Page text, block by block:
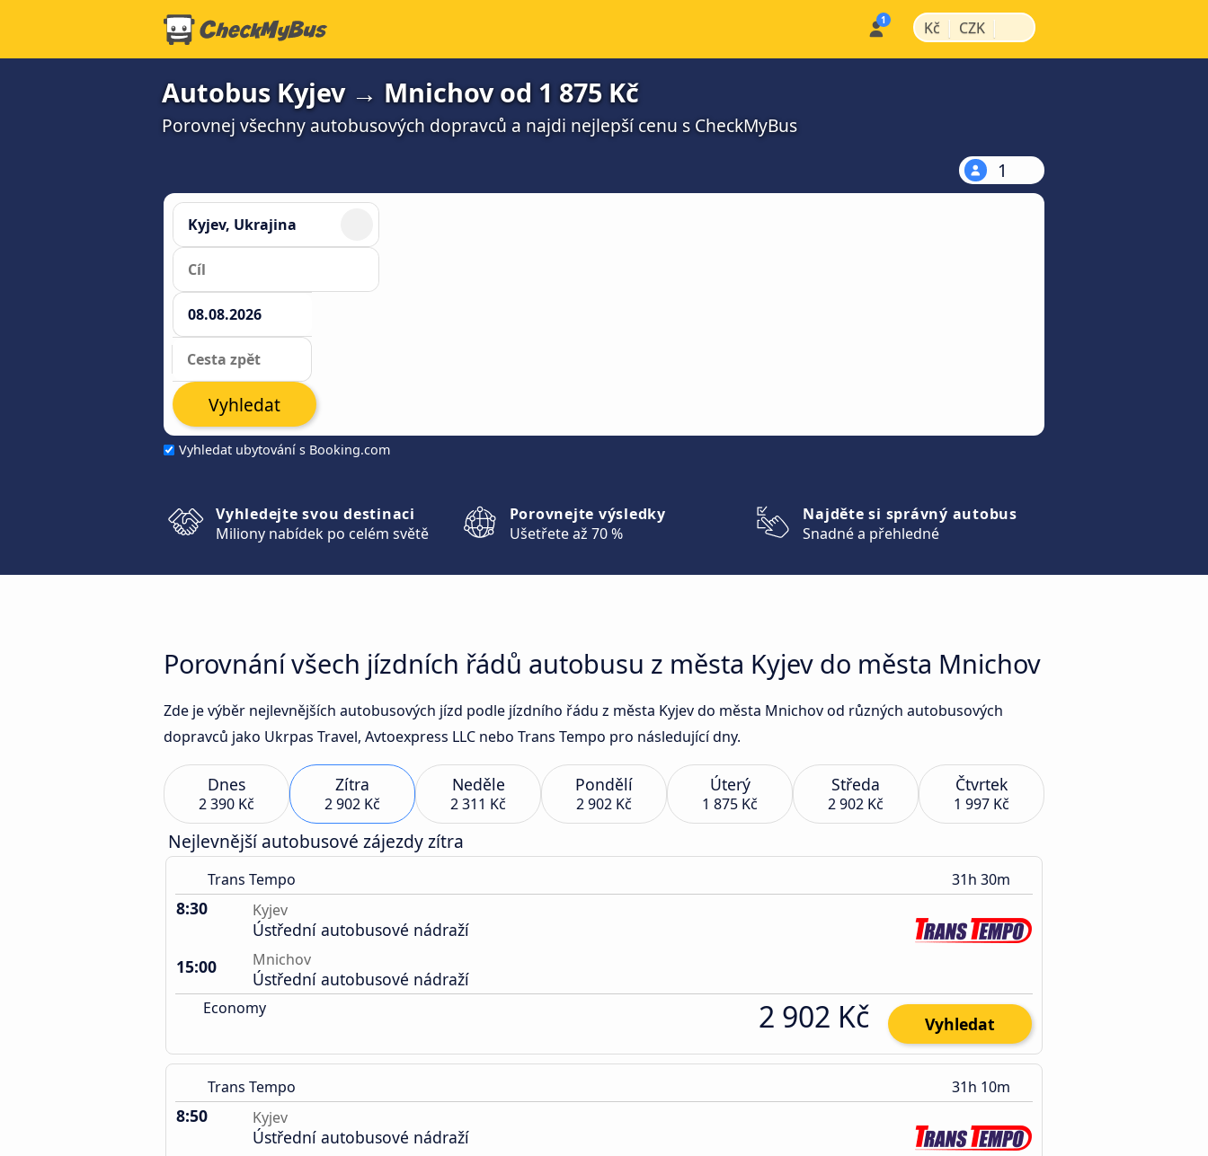
Kč | CZK |
Autobus Kyjev → Mnichov od 1 875 Kč
Porovnej všechny autobusových dopravců a najdi nejlepší cenu s CheckMyBus
1
Vyhledat ubytování s Booking.com
Vyhledat
Vyhledejte svou destinaci
Miliony nabídek po celém světě
Porovnejte výsledky
Ušetřete až 70 %
Najděte si správný autobus
Snadné a přehledné
Porovnání všech jízdních řádů autobusu z města Kyjev do města Mnichov
Zde je výběr nejlevnějších autobusových jízd podle jízdního řádu z města Kyjev do města Mnichov od různých autobusových
dopravců jako Ukrpas Travel, Avtoexpress LLC nebo Trans Tempo pro následující dny.
Dnes
2 390 Kč
Zítra
2 902 Kč
Neděle
2 311 Kč
Pondělí
2 902 Kč
Úterý
1 875 Kč
Středa
2 902 Kč
Čtvrtek
1 997 Kč
Nejlevnější autobusové zájezdy zítra
Trans Tempo 31h 30m
8:30 Kyjev
Ústřední autobusové nádraží
15:00
Mnichov
Ústřední autobusové nádraží
Economy 2 902 Kč Vyhledat
Trans Tempo 31h 10m
8:50 Kyjev
Ústřední autobusové nádraží